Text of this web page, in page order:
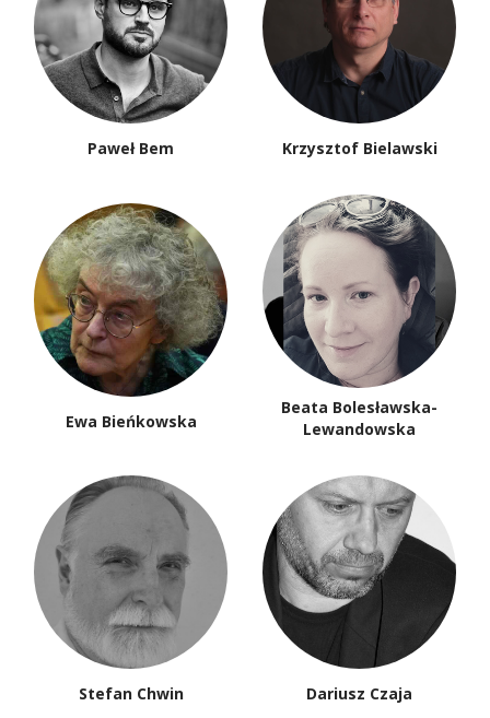
Paweł Bem Krzysztof Bielawski
Ewa Bieńkowska
Beata Bolesławska-
Lewandowska
Stefan Chwin Dariusz Czaja